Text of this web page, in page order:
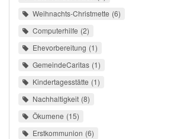
Weihnachts-Christmette 6
Computerhilfe 2
Ehevorbereitung 1
GemeindeCaritas 1
Kindertagesstätte 1
Nachhaltigkeit 8
Ökumene 15
Erstkommunion 6